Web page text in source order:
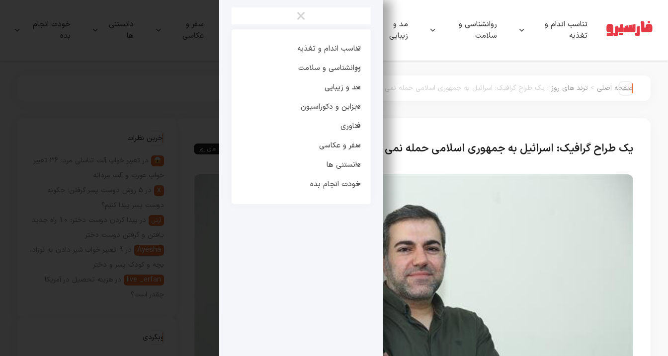
تناسب اندام و
تغذیه
روانشناسی و
سلامت
مد و
زیبایی
سفر و
عکاسی
دانستنی
ها
خودت انجام
بده
×
تناسب اندام و تغذیه
روانشناسی و سلامت
مد و زیبایی
دیزاین و دکوراسیون
فناوری
سفر و عکاسی
دانستنی ها
خودت انجام بده
صفحه اصلی > ترند های روز : یک طراح گرافیک: اسرائیل به جمهوری اسلامی حمله نمی کند اما به ایران حمله می کند
یک طراح گرافیک: اسرائیل به جمهوری اسلامی حمله نمی کند اما به ایران حمله می کند ترند های روز
آخرین نظرات
در
تعبیر خواب آلت تناسلی مرد: 36 تعبیر
خواب عورت و آلت مردانه
X در
5 روش دوست پسر گرفتن؛ چگونه
دوست پسر پیدا کنیم؟
آرش در
پیدا کردن دوست دختر: 10 راه جدید
یافتن و گرفتن دوست دختر
Ayesha
در
9 تعبیر خواب شیر دادن به نوزاد،
بچه و کودک پسر و دختر
live _erfan
در
هزینه تحصیل در آمریکا
چقدر است؟
وبگردی